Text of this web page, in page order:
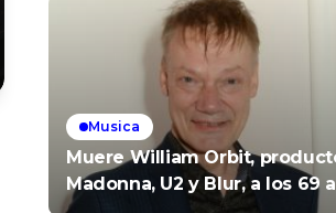
Musica
Muere William Orbit,
Madonna, U2 y Blur, a los 69